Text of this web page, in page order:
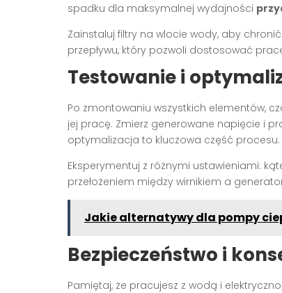
spadku dla maksymalnej wydajności
Zainstaluj filtry na wlocie wody, aby
przepływu, który pozwoli dostosować
Testowanie i
Po zmontowaniu wszystkich elementów,
jej pracę. Zmierz generowane napięcie i
optymalizacja to kluczowa część procesu.
Eksperymentuj z różnymi ustawieniami:
przełożeniem między wirnikiem a
Jakie alternatywy dla pompy
Bezpieczeństwo i
Pamiętaj, że pracujesz z wodą i